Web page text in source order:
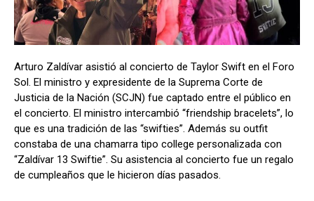
Arturo Zaldívar asistió al concierto de Taylor Swift en el Foro
Sol. El ministro y expresidente de la Suprema Corte de
Justicia de la Nación (SCJN) fue captado entre el público en
el concierto. El ministro intercambió “friendship bracelets”, lo
que es una tradición de las “swifties”. Además su outfit
constaba de una chamarra tipo college personalizada con
“Zaldívar 13 Swiftie”. Su asistencia al concierto fue un regalo
de cumpleaños que le hicieron días pasados.